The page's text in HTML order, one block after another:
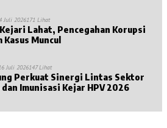
Juli 2026171 Lihat
Lahat, Pencegahan Korupsi
Kasus Muncul
Juli 2026147 Lihat
Perkuat Sinergi Lintas Sektor
dan Imunisasi Kejar HPV 2026